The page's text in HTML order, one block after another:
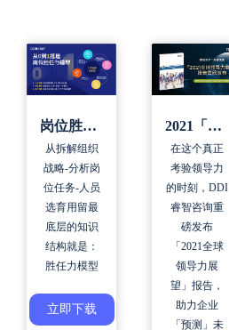
岗位胜任力模型设计手册
从拆解组织
战略-分析岗
位任务-人员
选育用留最
底层的知识
结构就是：
胜任力模型
立即下载
2021「全球领导力展望」报告
在这个真正
考验领导力
的时刻，DDI
睿智咨询重
磅发布
「2021全球
领导力展
望」报告，
助力企业
「预测」未